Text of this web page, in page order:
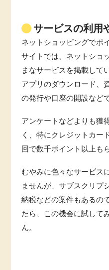
サービスの利用
ネットショッピングでポ
サイトでは、ネットショ
まなサービスを掲載して
アプリのダウンロード、
の発行や口座の開設などで
アンケートなどよりも獲
く、特にクレジットカー
回で数千ポイント以上も
むやみに色々なサービス
ませんが、サブスクリプ
納税などの案件もあるの
たら、この機会に試して
ん。